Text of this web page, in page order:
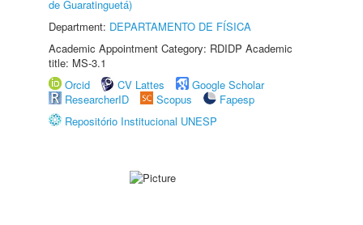
de Guaratinguetá)
Department: DEPARTAMENTO DE FÍSICA
Academic Appointment Category: RDIDP Academic
title: MS-3.1
Orcid
CV Lattes
Google Scholar
ResearcherID
Scopus
Fapesp
Repositório Institucional UNESP